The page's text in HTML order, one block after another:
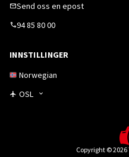
Send oss en epost
94 85 80 00
INNSTILLINGER
Norwegian
OSL
Copyright ©